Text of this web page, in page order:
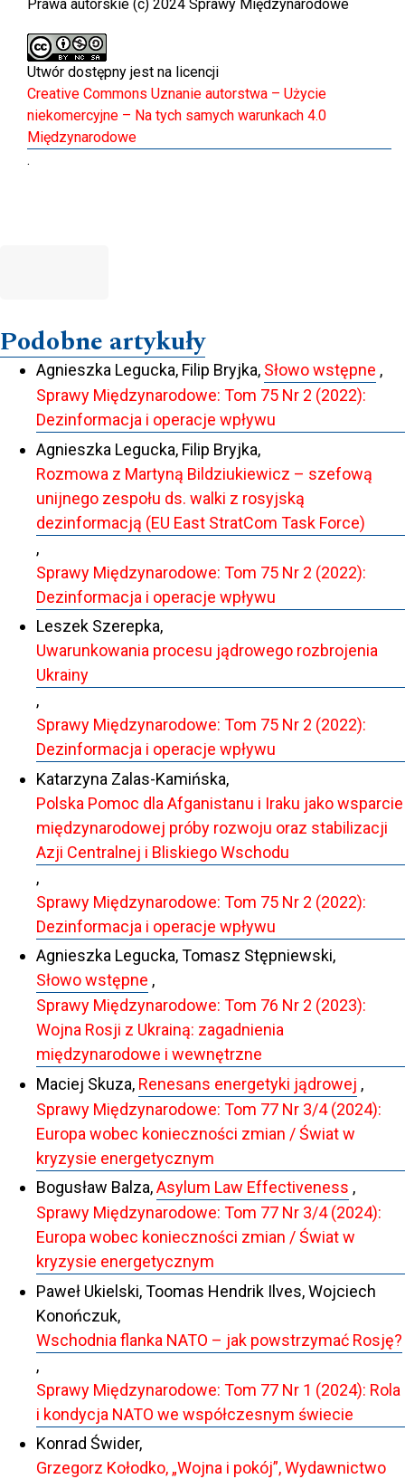
Prawa autorskie (c) 2024 Sprawy Międzynarodowe
Utwór dostępny jest na licencji
Creative Commons Uznanie autorstwa – Użycie
niekomercyjne – Na tych samych warunkach 4.0
Międzynarodowe
.
Podobne artykuły
Agnieszka Legucka, Filip Bryjka, Słowo wstępne ,
Sprawy Międzynarodowe: Tom 75 Nr 2 (2022):
Dezinformacja i operacje wpływu
Agnieszka Legucka, Filip Bryjka,
Rozmowa z Martyną Bildziukiewicz – szefową
unijnego zespołu ds. walki z rosyjską
dezinformacją (EU East StratCom Task Force)
,
Sprawy Międzynarodowe: Tom 75 Nr 2 (2022):
Dezinformacja i operacje wpływu
Leszek Szerepka,
Uwarunkowania procesu jądrowego rozbrojenia
Ukrainy
,
Sprawy Międzynarodowe: Tom 75 Nr 2 (2022):
Dezinformacja i operacje wpływu
Katarzyna Zalas-Kamińska,
Polska Pomoc dla Afganistanu i Iraku jako wsparcie
międzynarodowej próby rozwoju oraz stabilizacji
Azji Centralnej i Bliskiego Wschodu
,
Sprawy Międzynarodowe: Tom 75 Nr 2 (2022):
Dezinformacja i operacje wpływu
Agnieszka Legucka, Tomasz Stępniewski,
Słowo wstępne ,
Sprawy Międzynarodowe: Tom 76 Nr 2 (2023):
Wojna Rosji z Ukrainą: zagadnienia
międzynarodowe i wewnętrzne
Maciej Skuza, Renesans energetyki jądrowej ,
Sprawy Międzynarodowe: Tom 77 Nr 3/4 (2024):
Europa wobec konieczności zmian / Świat w
kryzysie energetycznym
Bogusław Balza,Asylum Law Effectiveness ,
Sprawy Międzynarodowe: Tom 77 Nr 3/4 (2024):
Europa wobec konieczności zmian / Świat w
kryzysie energetycznym
Paweł Ukielski, Toomas Hendrik Ilves, Wojciech
Konończuk,
Wschodnia flanka NATO – jak powstrzymać Rosję?
,
Sprawy Międzynarodowe: Tom 77 Nr 1 (2024): Rola
i kondycja NATO we współczesnym świecie
Konrad Świder,
Grzegorz Kołodko, „Wojna i pokój”, Wydawnictwo